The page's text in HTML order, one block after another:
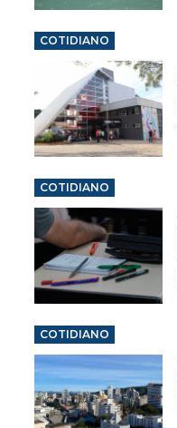
COTIDIANO
COTIDIANO
COTIDIANO